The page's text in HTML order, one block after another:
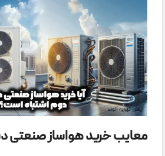
معایب خرید هواساز